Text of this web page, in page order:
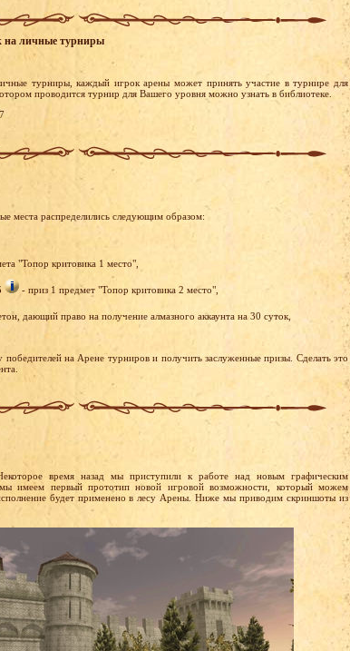
на личные турниры
турниры, каждый игрок арены может принять участие в турнире для
проводится турнир для Вашего уровня можно узнать в библиотеке.
места распределились следующим образом:
"Топор критовика 1 место",
- приз 1 предмет "Топор критовика 2 место",
дающий право на получение алмазного аккаунта на 30 суток,
победителей на Арене турниров и получить заслуженные призы. Сделать это
время назад мы приступили к работе над новым графическим
имеем первый прототип новой игровой возможности, который можем
будет применено в лесу Арены. Ниже мы приводим скриншоты из